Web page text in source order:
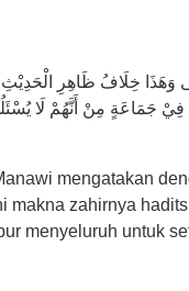
وَهَذَا خِلَافُ ظَاهِرِ
فِيْ جَمَاعَةٍ مِنْ أَنَّهُمْ لَا
mengatakan
zahirnya
menyeluruh untuk